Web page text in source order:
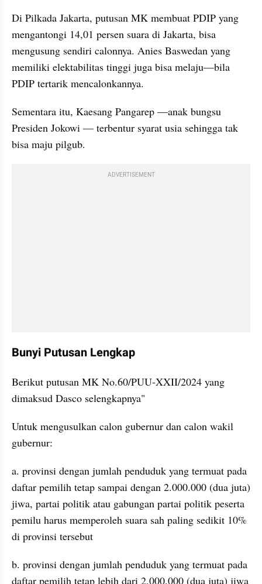
Di Pilkada Jakarta, putusan MK membuat PDIP yang
mengantongi 14,01 persen suara di Jakarta, bisa
mengusung sendiri calonnya. Anies Baswedan yang
memiliki elektabilitas tinggi juga bisa melaju—bila
PDIP tertarik mencalonkannya.
Sementara itu, Kaesang Pangarep —anak bungsu
Presiden Jokowi — terbentur syarat usia sehingga tak
bisa maju pilgub.
ADVERTISEMENT
Bunyi Putusan Lengkap
Berikut putusan MK No.60/PUU-XXII/2024 yang
dimaksud Dasco selengkapnya"
Untuk mengusulkan calon gubernur dan calon wakil
gubernur:
a. provinsi dengan jumlah penduduk yang termuat pada
daftar pemilih tetap sampai dengan 2.000.000 (dua juta)
jiwa, partai politik atau gabungan partai politik peserta
pemilu harus memperoleh suara sah paling sedikit 10%
di provinsi tersebut
b. provinsi dengan jumlah penduduk yang termuat pada
daftar pemilih tetap lebih dari 2.000.000 (dua juta) jiwa